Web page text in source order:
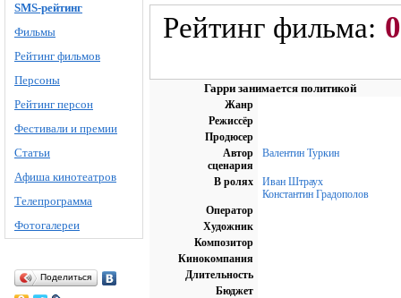
SMS-рейтинг
Фильмы
Рейтинг фильмов
Персоны
Рейтинг персон
Фестивали и премии
Статьи
Афиша кинотеатров
Телепрограмма
Фотогалереи
Поделиться
Рейтинг фильма: 0
Гарри занимается политикой
Жанр
Режиссёр
Продюсер
Автор
сценария
Валентин Туркин
В ролях
Иван Штраух
Константин Градополов
Оператор
Художник
Композитор
Кинокомпания
Длительность
Бюджет